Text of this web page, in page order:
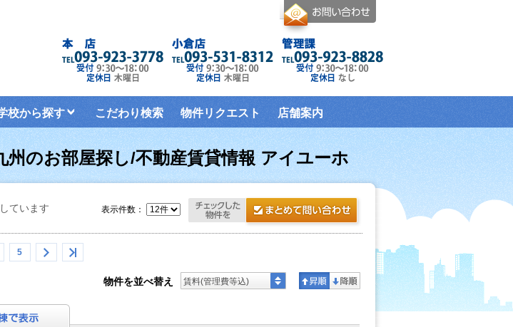
校から探す こだわり検索 物件リクエスト 店舗案内
のお部屋探し/不動産賃貸情報 アイユーホ
ています
5
表示件数：
物件を並べ替え 賃料(管理費等込)